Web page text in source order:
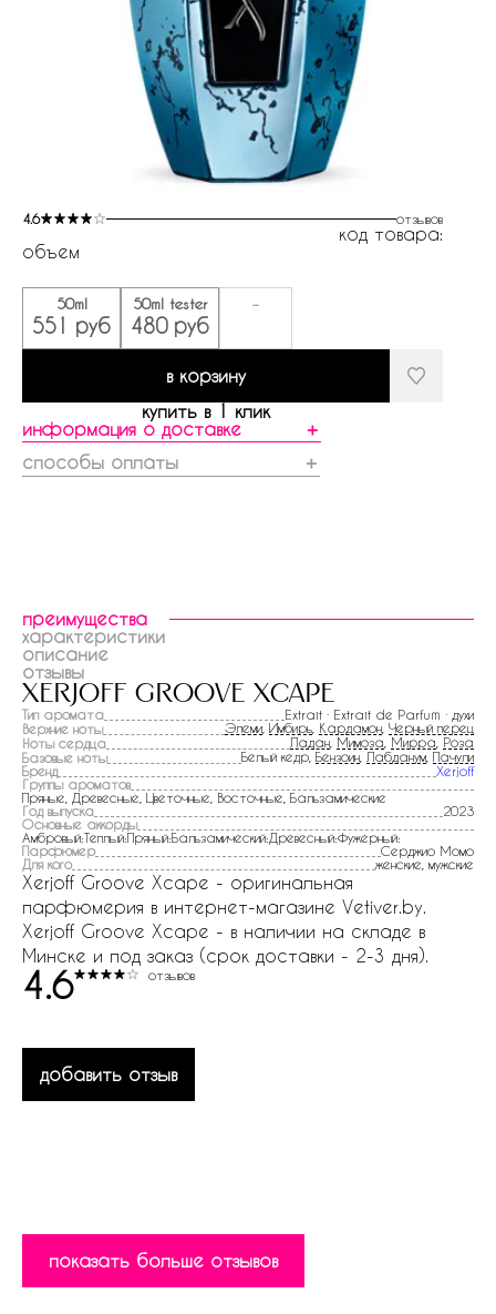
4.6 отзывов
код товара:
объем
50ml
551 руб
50ml tester
480 руб
-
в корзину
купить в 1 клик
информация о доставке
＋
способы оплаты
＋
преимущества
характеристики
описание
отзывы
xerjoff groove xcape
Тип аромата
Extrait · Extrait de Parfum · духи
Верхние ноты
Элеми Имбирь Кардамон Черный перец
Ноты сердца
Ладан Мимоза Мирра Роза
Базовые ноты
Белый кедр, Бензоин Лабданум Пачули
Бренд
Xerjoff
Группы ароматов
Пряные, Древесные, Цветочные, Восточные, Бальзамические
Год выпуска
2023
Основные аккорды
Амбровый:Теплый:Пряный:Бальзамический:Древесный:Фужерный:
Парфюмер
Серджио Момо
Для кого
женские, мужские
Xerjoff Groove Xcape - оригинальная
парфюмерия в интернет-магазине Vetiver.by.
Xerjoff Groove Xcape - в наличии на складе в
Минске и под заказ (срок доставки - 2-3 дня).
4.6 отзывов
добавить отзыв
показать больше отзывов